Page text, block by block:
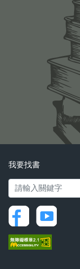
我要找書